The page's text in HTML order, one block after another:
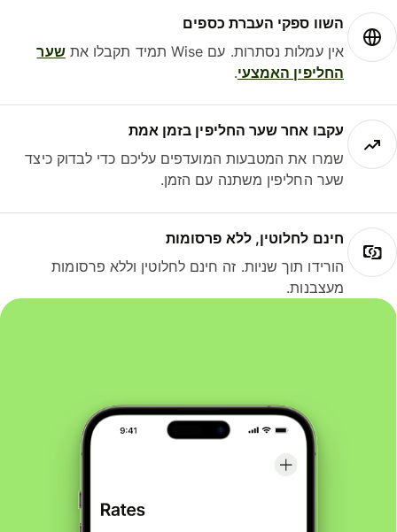
השוו ספקי העברת כספים
אין עמלות נסתרות. עם Wise תמיד תקבלו את
שער
החליפין האמצעי.
עקבו אחר שער החליפין בזמן אמת
שמרו את המטבעות המועדפים עליכם כדי לבדוק כיצד
שער החליפין משתנה עם הזמן.
חינם לחלוטין, ללא פרסומות
הורידו תוך שניות. זה חינם לחלוטין וללא פרסומות
מעצבנות.